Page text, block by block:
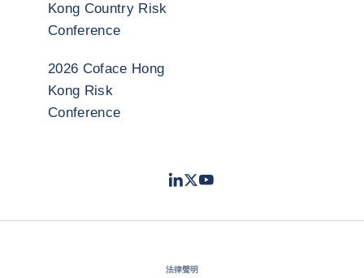
Kong Country Risk
Conference
2026 Coface Hong
Kong Risk
Conference
LinkedIn
TwitterYoutube
法律聲明